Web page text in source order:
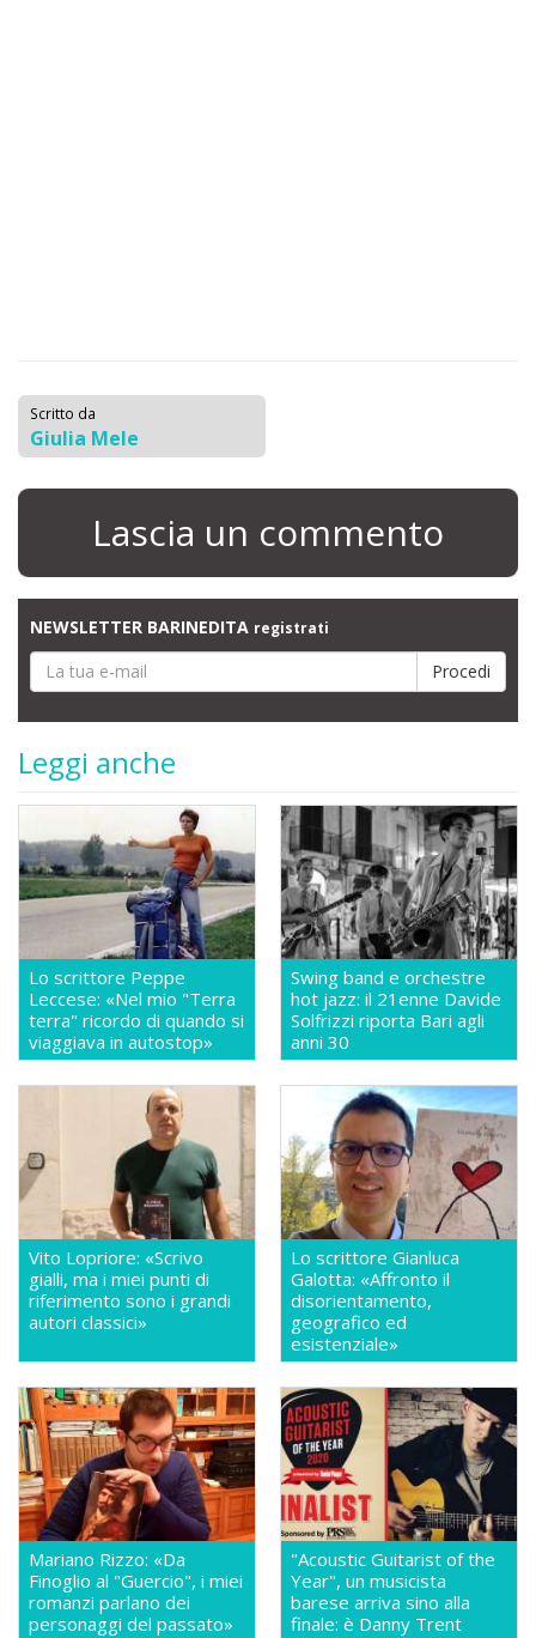
Scritto da
Giulia Mele
Lascia un commento
NEWSLETTER BARINEDITA registrati
Leggi anche
Lo scrittore Peppe
Leccese: «Nel mio "Terra
terra" ricordo di quando si
viaggiava in autostop»
Swing band e orchestre
hot jazz: il 21enne Davide
Solfrizzi riporta Bari agli
anni 30
Vito Lopriore: «Scrivo
gialli, ma i miei punti di
riferimento sono i grandi
autori classici»
Lo scrittore Gianluca
Galotta: «Affronto il
disorientamento,
geografico ed
esistenziale»
Mariano Rizzo: «Da
Finoglio al "Guercio", i miei
romanzi parlano dei
personaggi del passato»
"Acoustic Guitarist of the
Year", un musicista
barese arriva sino alla
finale: è Danny Trent